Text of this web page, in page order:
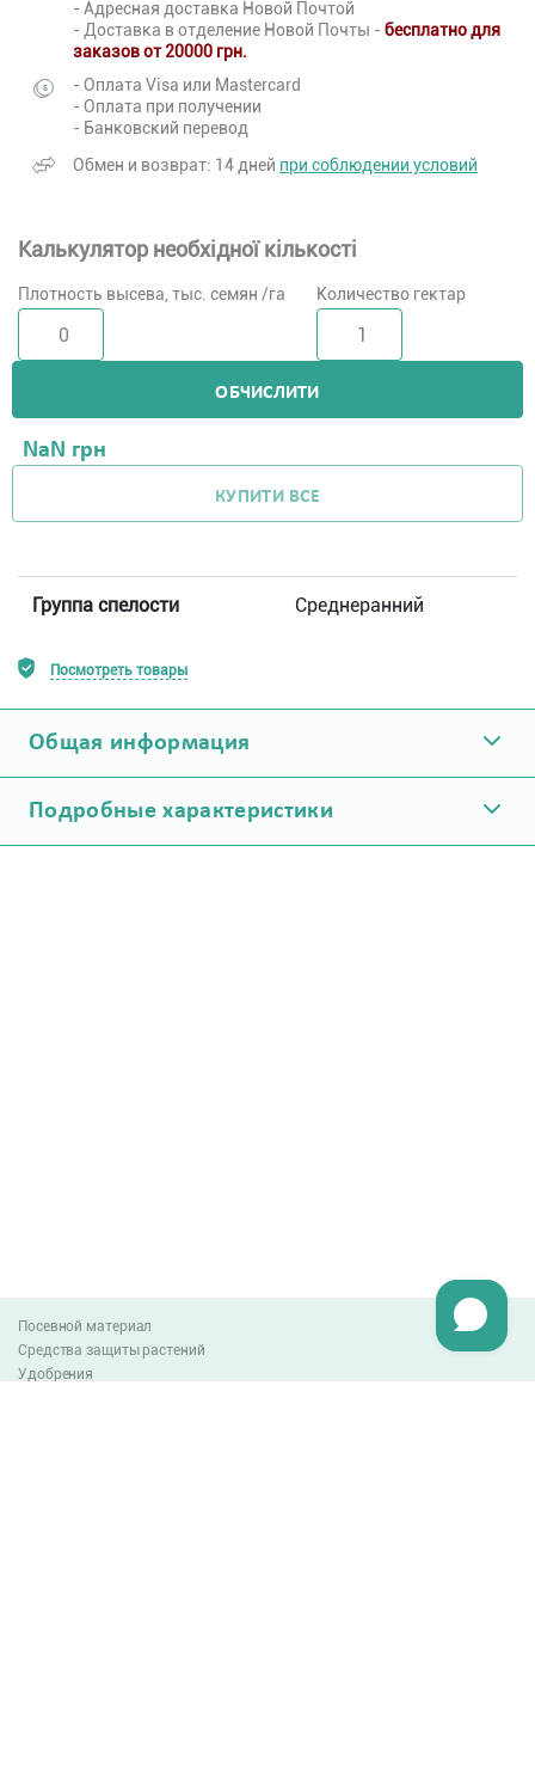
- Адресная доставка Новой Почтой
- Доставка в отделение Новой Почты - бесплатно для
заказов от 20000 грн.
- Оплата Visa или Mastercard
- Оплата при получении
- Банковский перевод
Обмен и возврат: 14 дней при соблюдении условий
Калькулятор необхідної кількості
Плотность высева, тыс. семян /га Количество гектар
ОБЧИСЛИТИ
NaN грн
КУПИТИ ВСЕ
Группа спелости Среднеранний
Посмотреть товары
Общая информация
Подробные характеристики
Посевной материал
Средства защиты растений
Удобрения